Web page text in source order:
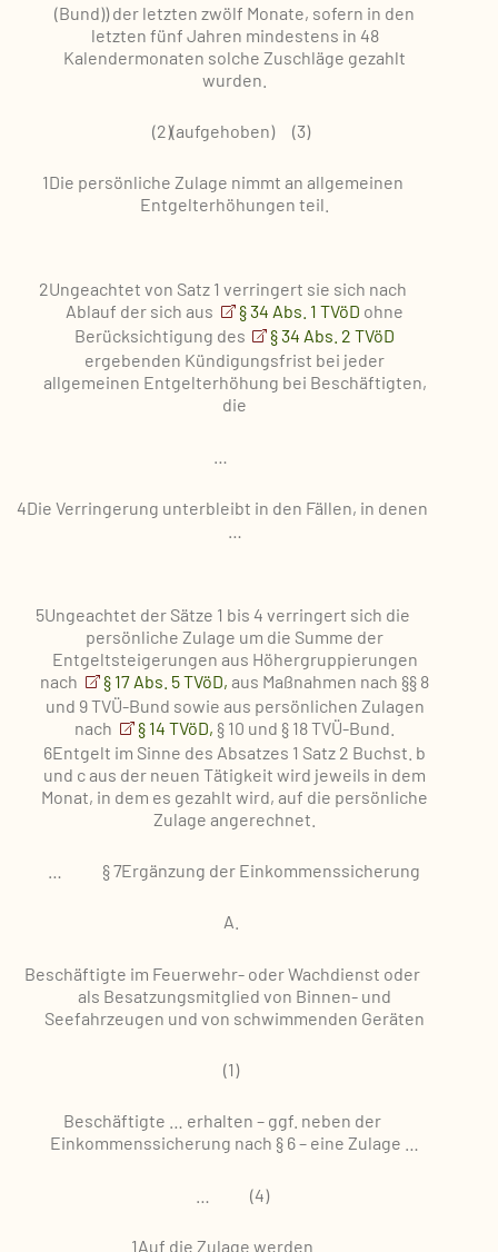
(Bund)) der letzten zwölf Monate, sofern in den
letzten fünf Jahren mindestens in 48
Kalendermonaten solche Zuschläge gezahlt
wurden.
(2)(aufgehoben) (3)
1Die persönliche Zulage nimmt an allgemeinen
Entgelterhöhungen teil.
2Ungeachtet von Satz 1 verringert sie sich nach
Ablauf der sich aus
§ 34 Abs. 1 TVöD ohne
Berücksichtigung des
§ 34 Abs. 2 TVöD
ergebenden Kündigungsfrist bei jeder
allgemeinen Entgelterhöhung bei Beschäftigten,
die
4Die Verringerung unterbleibt in den Fällen, in denen
5Ungeachtet der Sätze 1 bis 4 verringert sich die
persönliche Zulage um die Summe der
Entgeltsteigerungen aus Höhergruppierungen
nach
§ 17 Abs. 5 TVöD, aus Maßnahmen nach §§ 8
und 9 TVÜ-Bund sowie aus persönlichen Zulagen
nach
§ 14 TVöD, § 10 und § 18 TVÜ-Bund.
6Entgelt im Sinne des Absatzes 1 Satz 2 Buchst. b
und c aus der neuen Tätigkeit wird jeweils in dem
Monat, in dem es gezahlt wird, auf die persönliche
Zulage angerechnet.
§ 7Ergänzung der Einkommenssicherung
A.
Beschäftigte im Feuerwehr- oder Wachdienst oder
als Besatzungsmitglied von Binnen- und
Seefahrzeugen und von schwimmenden Geräten
(1)
Beschäftigte … erhalten – ggf. neben der
Einkommenssicherung nach § 6 – eine Zulage …
(4)
1Auf die Zulage werden